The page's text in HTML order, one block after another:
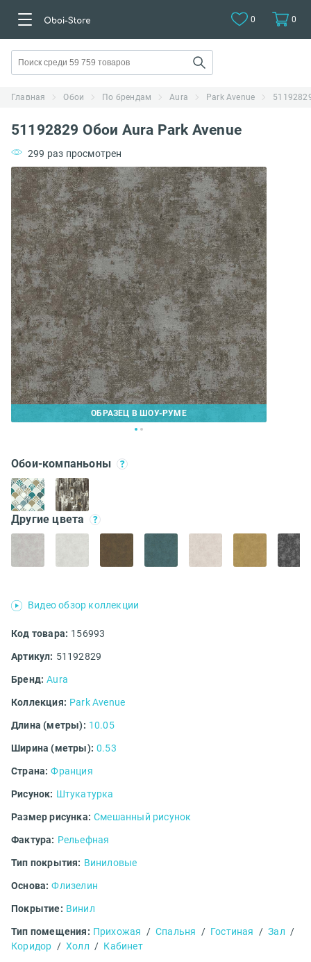
0 0
Главная Обои По брендам Aura Park Avenue
51192829 Обои Aura Park Avenue
299 раз просмотрен
ОБРАЗЕЦ В ШОУ-РУМЕ
Код товара: 156993
Артикул: 51192829
Бренд: Aura
Коллекция: Park Avenue
Длина (метры): 10.05
Ширина (метры): 0.53
Страна: Франция
Рисунок: Штукатурка
Размер рисунка: Смешанный рисунок
Фактура: Рельефная
Тип покрытия: Виниловые
Основа: Флизелин
Покрытие: Винил
Тип помещения: Прихожая / Спальня / Гостиная / Зал /
Коридор / Холл / Кабинет
Обои-компаньоны
Другие цвета
Видео обзор коллекции